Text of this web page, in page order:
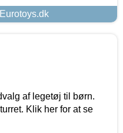
af legetøj til børn.
Klik her for at se